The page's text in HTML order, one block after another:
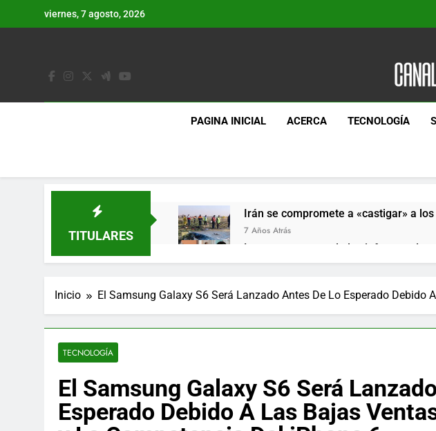
viernes, 7 agosto, 2026
Canal
PAGINA INICIAL ACERCA TECNOLOGÍA
TITULARES
Irán se compromete a «castigar» a
7 Años Atrás
Lo que se espera de los informes de
7 Años Atrás
7 Años Atrás
El famoso chef y restaurador, Carl
Cápsulas Ultra Max Testo a Precios
Más
7 Años Atrás
Inicio El Samsung Galaxy S6 Será Lanzado Antes De Lo Esperado
TECNOLOGÍA
El Samsung Galaxy S6 Será
Esperado Debido A Las Bajas